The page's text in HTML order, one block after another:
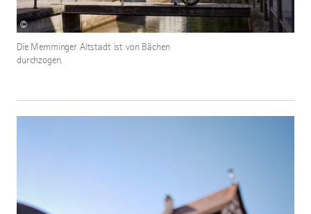
©
Die Memminger Altstadt ist von Bächen
durchzogen.